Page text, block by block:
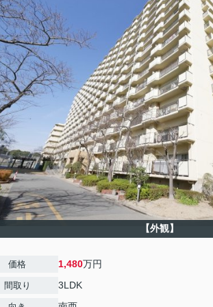
【外観】
価格 1,480万円
間取り 3LDK